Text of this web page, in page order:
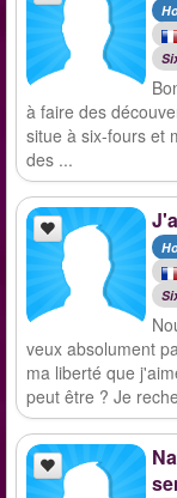
à faire des
situe à six-fours et
des ...
veux absolument
ma liberté que
peut être ? Je